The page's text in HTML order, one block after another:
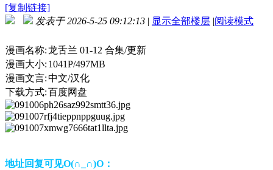
[复制链接]
发表于 2026-5-25 09:12:13 | 显示全部楼层 |阅读模式
漫画名称:龙舌兰 01-12 合集/更新
漫画大小: 1041P/497MB
漫画文言:中文/汉化
下载方式:百度网盘
地址回复可见O(∩_∩)O：